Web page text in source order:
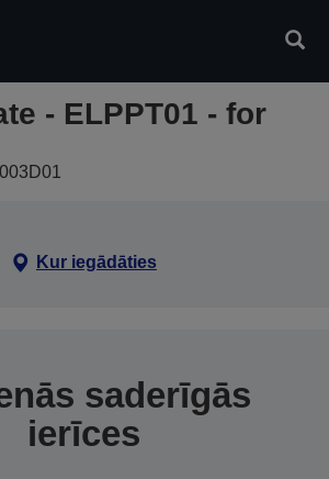
- ELPPT01 - for
Kur iegādāties
saderīgās
ierīces